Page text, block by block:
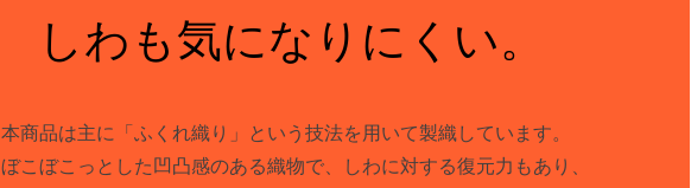
しわも気になりにくい。
本商品は主に「ふくれ織り」という技法を用いて製織しています。
ぼこぼこっとした凹凸感のある織物で、しわに対する復元力もあり、